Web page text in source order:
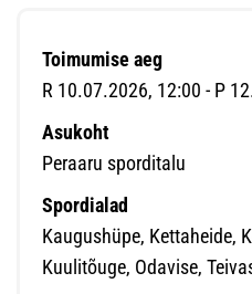
Toimumise aeg
R 10.07.2026, 12:00 - P
Asukoht
Peraaru sporditalu
Spordialad
Kaugushüpe, Kettaheide,
Kuulitõuge, Odavise,